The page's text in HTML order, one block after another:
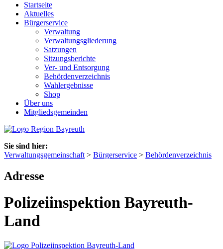
Startseite
Aktuelles
Bürgerservice
Verwaltung
Verwaltungsgliederung
Satzungen
Sitzungsberichte
Ver- und Entsorgung
Behördenverzeichnis
Wahlergebnisse
Shop
Über uns
Mitgliedsgemeinden
Sie sind hier:
Verwaltungsgemeinschaft > Bürgerservice > Behördenverzeichnis
Adresse
Polizeiinspektion Bayreuth-
Land